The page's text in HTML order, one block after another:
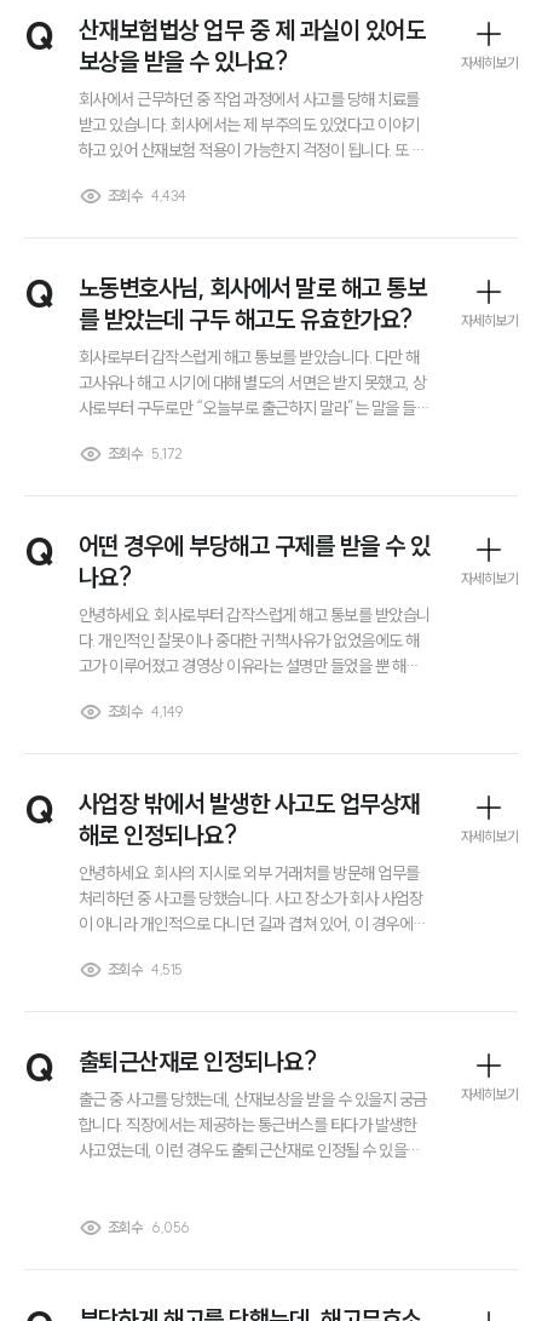
그룹소개
대륜의 강점
오시는 길
글로벌 파트너 로펌
고객의 소리
통합검색
주요 업무사례
사례분석/최신동향
법률정보
법률지식인
공정거래그룹 업무
Q
산재보험법상 업무 중 제 과실이 있어도
보상을 받을 수 있나요?
회사에서 근무하던 중 작업 과정에서 사고를 당해 치료를
받고 있습니다. 회사에서는 제 부주의도 있었다고 이야기
하고 있어 산재보험 적용이 가능한지 걱정이 됩니다. 또 산
할 수 없는 것인지, 산재보험법상 보상 범위를 알고 싶습니
조회수 4,434
자세히보기
Q
노동변호사님, 회사에서 말로 해고 통보
를 받았는데 구두 해고도 유효한가요?
회사로부터 갑작스럽게 해고 통보를 받았습니다. 다만 해
고사유나 해고 시기에 대해 별도의 서면은 받지 못했고, 상
사로부터 구두로만 “오늘부로 출근하지 말라”는 말을 들은
전달받지 못했습니다. 이런 경우에도 해고가 법적으로 유
조회수 5,172
자세히보기
Q
어떤 경우에 부당해고 구제를 받을 수 있
나요?
안녕하세요. 회사로부터 갑작스럽게 해고 통보를 받았습니
다. 개인적인 잘못이나 중대한 귀책사유가 없었음에도 해
고가 이루어졌고 경영상 이유라는 설명만 들었을 뿐 해고
가 명확하지 않거나 절차를 지키지 않은 해고의 경우에도
조회수 4,149
자세히보기
Q
사업장 밖에서 발생한 사고도 업무상재
해로 인정되나요?
안녕하세요. 회사의 지시로 외부 거래처를 방문해 업무를
처리하던 중 사고를 당했습니다. 사고 장소가 회사 사업장
이 아니라 개인적으로 다니던 길과 겹쳐 있어, 이 경우에도
보아 산재 신청이 어렵지는 않은지 궁금합니다.
조회수 4,515
자세히보기
Q 출퇴근산재로 인정되나요?
출근 중 사고를 당했는데, 산재보상을 받을 수 있을지 궁금
합니다. 직장에서는 제공하는 통근버스를 타다가 발생한
사고였는데, 이런 경우도 출퇴근산재로 인정될 수 있을까
조회수 6,056
자세히보기